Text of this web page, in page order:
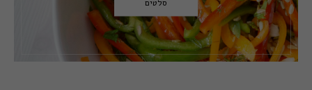
סלטים